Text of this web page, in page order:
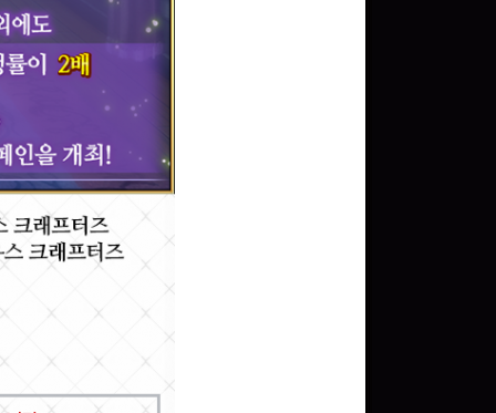
문화상품권 5000원 (추
첨)
100
구글 플레이 기프트카드
5,000원 (추첨)
100 밥알